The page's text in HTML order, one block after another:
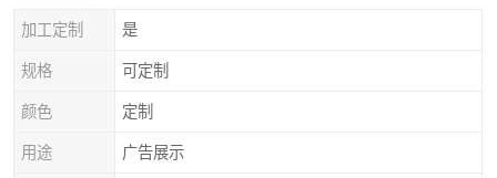
加工定制 是
规格 可定制
颜色 定制
用途 广告展示